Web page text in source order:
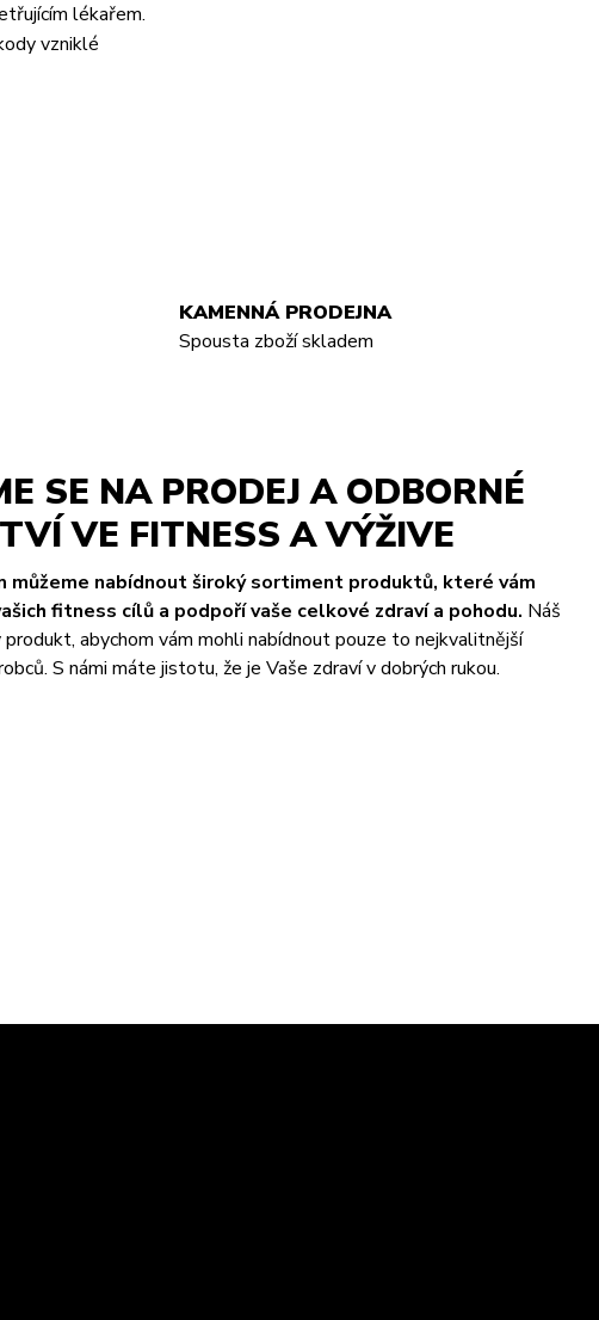
lékařem.
vzniklé
KAMENNÁ PRODEJNA
Spousta zboží skladem
SE NA PRODEJ A ODBORNÉ
VE FITNESS A VÝŽIVE
můžeme nabídnout široký sortiment produktů, které vám
fitness cílů a podpoří vaše celkové zdraví a pohodu. Náš
abychom vám mohli nabídnout pouze to nejkvalitnější
S námi máte jistotu, že je Vaše zdraví v dobrých rukou.